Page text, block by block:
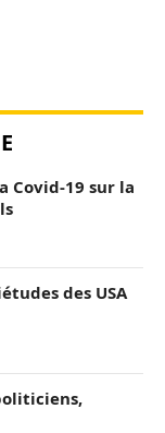
Covid-19 sur la
des USA